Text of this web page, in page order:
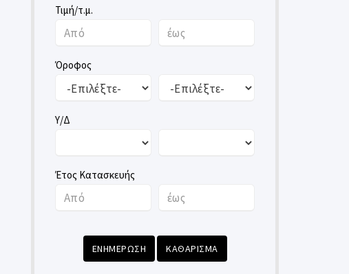
Τιμή/τ.μ.
Όροφος
Υ/Δ
Έτος Κατασκευής
ΕΝΗΜΕΡΩΣΗ ΚΑΘΑΡΙΣΜΑ